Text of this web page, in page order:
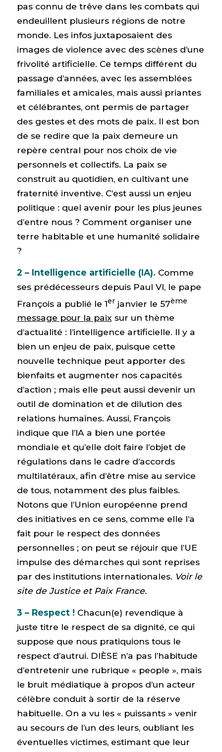
pas connu de trêve dans les combats qui
endeuillent plusieurs régions de notre
monde. Les infos juxtaposaient des
images de violence avec des scènes d’une
frivolité artificielle. Ce temps différent du
passage d’années, avec les assemblées
familiales et amicales, mais aussi priantes
et célébrantes, ont permis de partager
des gestes et des mots de paix. Il est bon
de se redire que la paix demeure un
repère central pour nos choix de vie
personnels et collectifs. La paix se
construit au quotidien, en cultivant une
fraternité inventive. C’est aussi un enjeu
politique : quel avenir pour les plus jeunes
d’entre nous ? Comment organiser une
terre habitable et une humanité solidaire
?
2 – Intelligence artificielle (IA). Comme
ses prédécesseurs depuis Paul VI, le pape
François a publié le 1erjanvier le 57ème
message pour la paix sur un thème
d’actualité : l’intelligence artificielle. Il y a
bien un enjeu de paix, puisque cette
nouvelle technique peut apporter des
bienfaits et augmenter nos capacités
d’action ; mais elle peut aussi devenir un
outil de domination et de dilution des
relations humaines. Aussi, François
indique que l’IA a bien une portée
mondiale et qu’elle doit faire l’objet de
régulations dans le cadre d’accords
multilatéraux, afin d’être mise au service
de tous, notamment des plus faibles.
Notons que l’Union européenne prend
des initiatives en ce sens, comme elle l’a
fait pour le respect des données
personnelles ; on peut se réjouir que l’UE
impulse des démarches qui sont reprises
par des institutions internationales. Voir le
site de Justice et Paix France.
3 – Respect ! Chacun(e) revendique à
juste titre le respect de sa dignité, ce qui
suppose que nous pratiquions tous le
respect d’autrui. DIÈSE n’a pas l’habitude
d’entretenir une rubrique « people », mais
le bruit médiatique à propos d’un acteur
célèbre conduit à sortir de la réserve
habituelle. On a vu les « puissants » venir
au secours de l’un des leurs, oubliant les
éventuelles victimes, estimant que leur